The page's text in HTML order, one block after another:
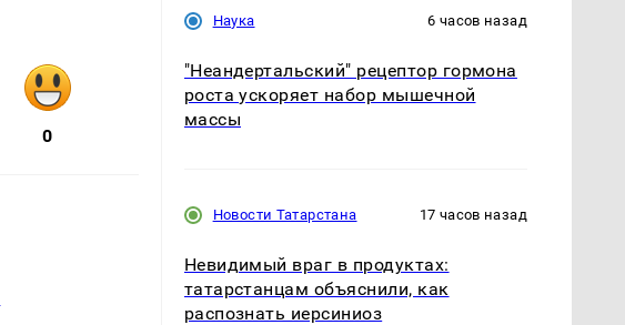
0
Наука 6 часов назад
"Неандертальский" рецептор гормона
роста ускоряет набор мышечной
массы
Новости Татарстана 17 часов назад
Невидимый враг в продуктах:
татарстанцам объяснили, как
распознать иерсиниоз